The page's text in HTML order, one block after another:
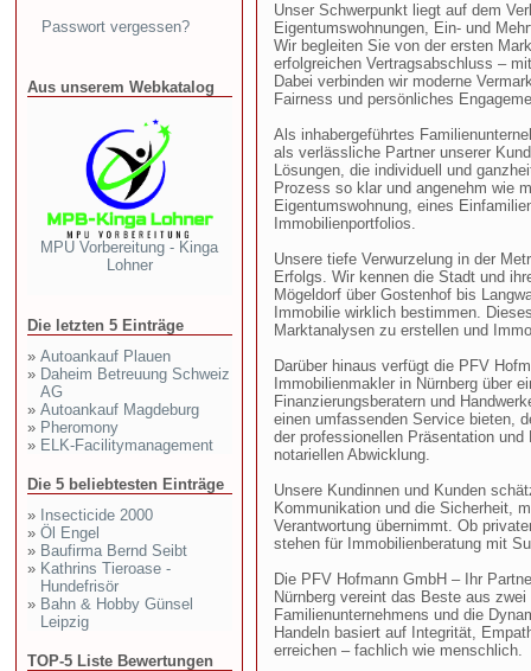
Passwort vergessen?
Aus unserem Webkatalog
MPU Vorbereitung - Kinga
Lohner
Die letzten 5 Einträge
» Autoankauf Plauen
» Daheim Betreuung Schweiz
AG
» Autoankauf Magdeburg
» Pheromony
» ELK-Facilitymanagement
Die 5 beliebtesten Einträge
» Insecticide 2000
» Öl Engel
» Baufirma Bernd Seibt
» Kathrins Tieroase -
Hundefrisör
» Bahn & Hobby Günsel
Leipzig
TOP-5 Liste Bewertungen
Unser Schwerpunkt liegt auf dem
Eigentumswohnungen, Ein- und
Wir begleiten Sie von der ersten
erfolgreichen Vertragsabschluss –
Dabei verbinden wir moderne
Fairness und persönliches
Als inhabergeführtes
als verlässliche Partner unserer
Lösungen, die individuell und
Prozess so klar und angenehm wie
Eigentumswohnung, eines
Immobilienportfolios.
Unsere tiefe Verwurzelung in der
Erfolgs. Wir kennen die Stadt und
Mögeldorf über Gostenhof bis
Immobilie wirklich bestimmen.
Marktanalysen zu erstellen und
Darüber hinaus verfügt die PFV
Immobilienmakler in Nürnberg über
Finanzierungsberatern und
einen umfassenden Service bieten,
der professionellen Präsentation
notariellen Abwicklung.
Unsere Kundinnen und Kunden
Kommunikation und die Sicherheit,
Verantwortung übernimmt. Ob
stehen für Immobilienberatung mit
Die PFV Hofmann GmbH – Ihr
Nürnberg vereint das Beste aus
Familienunternehmens und die
Handeln basiert auf Integrität,
erreichen – fachlich wie menschlich.